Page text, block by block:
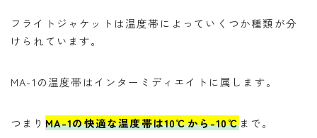
フライトジャケットは温度帯によっていくつか種類が分
けられています。
MA-1の温度帯はインターミディエイトに属します。
つまり MA-1の快適な温度帯は10℃から-10℃まで。